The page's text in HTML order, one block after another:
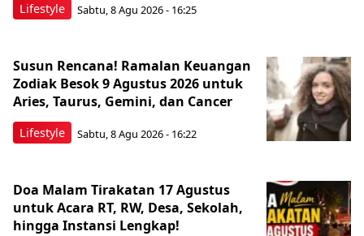
Lifestyle Sabtu, 8 Agu 2026 - 16:25
Lifestyle
Susun Rencana! Ramalan Keuangan
Zodiak Besok 9 Agustus 2026 untuk
Aries, Taurus, Gemini, dan Cancer
Sabtu, 8 Agu 2026 - 16:22
Doa Malam Tirakatan 17 Agustus
untuk Acara RT, RW, Desa, Sekolah,
hingga Instansi Lengkap!